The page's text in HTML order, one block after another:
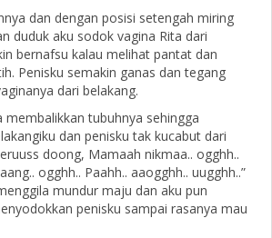
dan dengan posisi setengah miring
duduk aku sodok vagina Rita dari
bernafsu kalau melihat pantat dan
Penisku semakin ganas dan tegang
dari belakang.
membalikkan tubuhnya sehingga
dan penisku tak kucabut dari
doong, Mamaah nikmaa.. ogghh..
ogghh.. Paahh.. aaogghh.. uugghh..”
mundur maju dan aku pun
penisku sampai rasanya mau